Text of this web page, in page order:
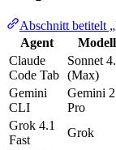
Abschnitt betitelt
Agent
Modell
Claude
Code Tab
Sonnet
(Max)
Gemini
CLI
Gemini
Pro
Grok 4.1
Fast
Grok